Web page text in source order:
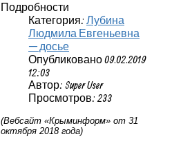
Подробности
Категория: Лубина
Людмила Евгеньевна
— досье
Опубликовано 09.02.2019
12:03
Автор: Super User
Просмотров: 233
(Вебсайт «Крыминформ» от 31
октября 2018 года)